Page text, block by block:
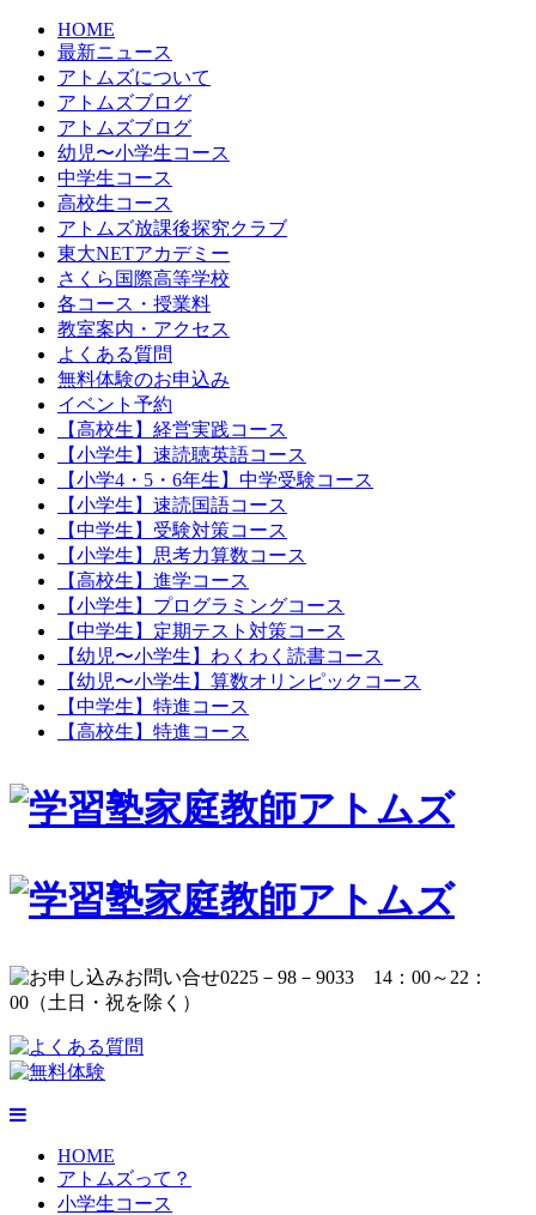
HOME
最新ニュース
アトムズについて
アトムズブログ
アトムズブログ
幼児〜小学生コース
中学生コース
高校生コース
アトムズ放課後探究クラブ
東大NETアカデミー
さくら国際高等学校
各コース・授業料
教室案内・アクセス
よくある質問
無料体験のお申込み
イベント予約
【高校生】経営実践コース
【小学生】速読聴英語コース
【小学4・5・6年生】中学受験コース
【小学生】速読国語コース
【中学生】受験対策コース
【小学生】思考力算数コース
【高校生】進学コース
【小学生】プログラミングコース
【中学生】定期テスト対策コース
【幼児〜小学生】わくわく読書コース
【幼児〜小学生】算数オリンピックコース
【中学生】特進コース
【高校生】特進コース
HOME
アトムズって？
小学生コース